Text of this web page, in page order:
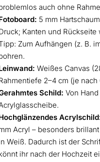
auch ohne
5 mm
Kanten und Rückseite
Zum Aufhängen (z. B.
Weißes Canvas
2–4 cm (je nach
Schild: Von
Acryl – besonders
Weiß. Dadurch ist der
ihr nach der Hochzeit